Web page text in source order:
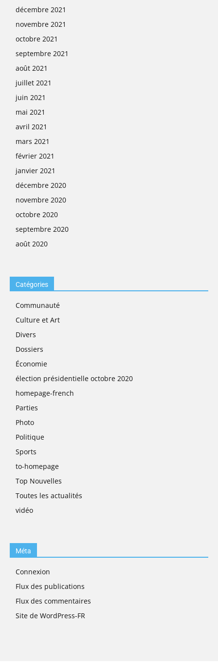
décembre 2021
novembre 2021
octobre 2021
septembre 2021
août 2021
juillet 2021
juin 2021
mai 2021
avril 2021
mars 2021
février 2021
janvier 2021
décembre 2020
novembre 2020
octobre 2020
septembre 2020
août 2020
Catégories
Communauté
Culture et Art
Divers
Dossiers
Économie
élection présidentielle octobre 2020
homepage-french
Parties
Photo
Politique
Sports
to-homepage
Top Nouvelles
Toutes les actualités
vidéo
Méta
Connexion
Flux des publications
Flux des commentaires
Site de WordPress-FR